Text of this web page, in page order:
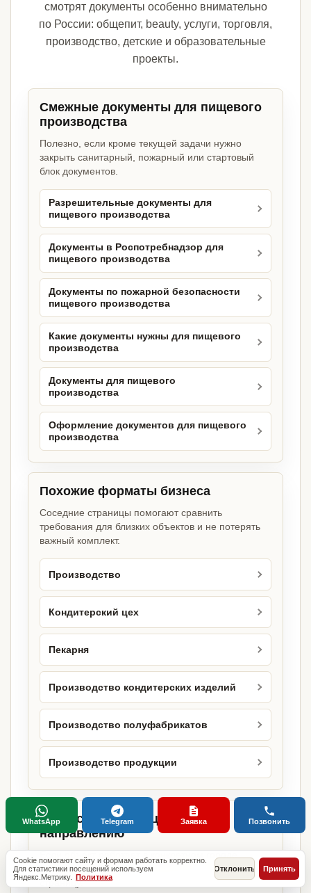
смотрят документы особенно внимательно
по России: общепит, beauty, услуги, торговля,
производство, детские и образовательные
проекты.
Смежные документы для пищевого
производства
Полезно, если кроме текущей задачи нужно
закрыть санитарный, пожарный или стартовый
блок документов.
Разрешительные документы для
пищевого производства
Документы в Роспотребнадзор для
пищевого производства
Документы по пожарной безопасности
пищевого производства
Какие документы нужны для пищевого
производства
Документы для пищевого
производства
Оформление документов для пищевого
производства
Похожие форматы бизнеса
Соседние страницы помогают сравнить
требования для близких объектов и не потерять
важный комплект.
Производство
Кондитерский цех
Пекарня
Производство кондитерских изделий
Производство полуфабрикатов
Производство продукции
Городские страницы по этому
направлению
Если объект работает в конкретном городе,
можно сразу открыть релевантную городскую
страницу.
Cookie помогают сайту и формам работать корректно.
Для статистики посещений используем
Яндекс.Метрику. Политика
Отклонить Принять
WhatsApp Telegram Заявка Позвонить